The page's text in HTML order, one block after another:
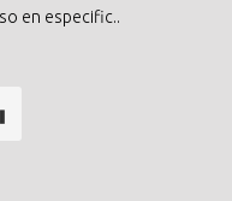
en especific..